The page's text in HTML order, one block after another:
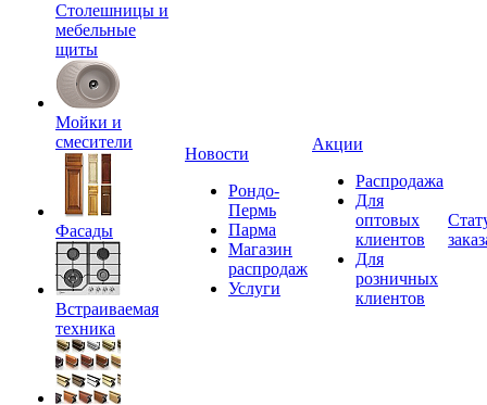
Столешницы и
мебельные
щиты
Мойки и
смесители
Фасады
Встраиваемая
техника
Новости
Рондо-
Пермь
Парма
Магазин
распродаж
Услуги
Акции
Распродажа
Для
оптовых
клиентов
Для
розничных
клиентов